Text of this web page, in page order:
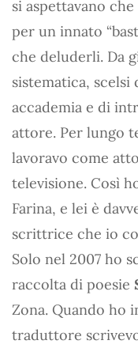
si aspettavano
per un innato
che deluderli. Da
sistematica,
accademia e di
attore. Per lungo
lavoravo come
televisione. Così
Farina, e lei è
scrittrice che io
Solo nel 2007 ho
raccolta di poesie
Zona. Quando ho
traduttore